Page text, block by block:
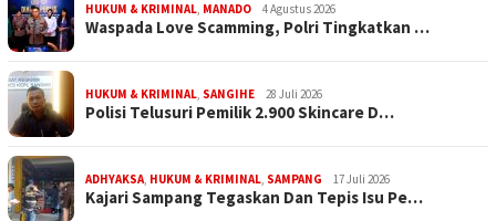
HUKUM & KRIMINAL, MANADO 4 Agustus 2026
Waspada Love Scamming, Polri Tingkatkan …
HUKUM & KRIMINAL, SANGIHE 28 Juli 2026
Polisi Telusuri Pemilik 2.900 Skincare D…
ADHYAKSA, HUKUM & KRIMINAL, SAMPANG 17 Juli 2026
Kajari Sampang Tegaskan Dan Tepis Isu Pe…